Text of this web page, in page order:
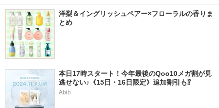
洋梨＆イングリッシュペアー×フローラルの香りま
とめ
本日17時スタート！今年最後のQoo10メガ割が見
逃せない♪《15日・16日限定》追加割引も⁉
Abib